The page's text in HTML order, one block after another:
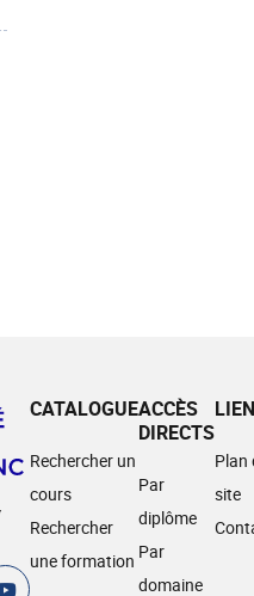
CATALOGUE
Rechercher un
cours
Rechercher
une formation
ACCÈS
DIRECTS
Par
diplôme
Par
domaine
Plan
site